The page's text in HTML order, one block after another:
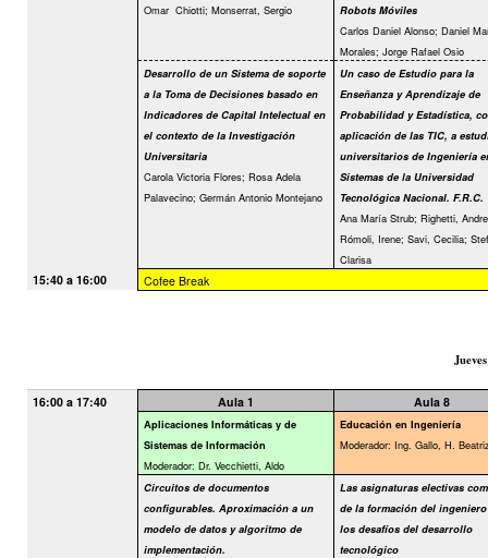
Omar Chiotti; Monserrat, Sergio
Robots Móviles
Carlos Daniel Alonso; Daniel
Morales; Jorge Rafael Osio
Desarrollo de un Sistema de soporte
a la Toma de Decisiones basado en
Indicadores de Capital Intelectual en
el contexto de la Investigación
Universitaria
Carola Victoria Flores; Rosa Adela
Palavecino; Germán Antonio Montejano
Un caso de Estudio para la
Enseñanza y Aprendizaje de
Probabilidad y Estadística,
aplicación de las TIC, a
universitarios de Ingeniería
Sistemas de la Universidad
Tecnológica Nacional. F.R.C.
Ana María Strub; Righetti,
Rómoli, Irene; Savi, Cecilia;
Clarisa
15:40 a 16:00 Cofee Break
16:00 a 17:40 Aula 1 Aula 8
Aplicaciones Informáticas y de
Sistemas de Información
Moderador: Dr. Vecchietti, Aldo
Educación en Ingeniería
Moderador: Ing. Gallo, H.
Circuitos de documentos
configurables. Aproximación a un
modelo de datos y algoritmo de
implementación.
Las asignaturas electivas
de la formación del ingeniero
los desafíos del desarrollo
tecnológico